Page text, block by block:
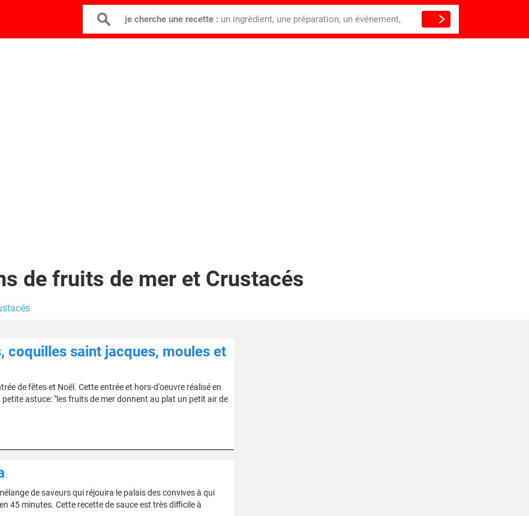
je cherche une recette : un ingrédient, une préparation, un événement,
de fruits de mer et Crustacés
coquilles saint jacques, moules et
de fêtes et Noël. Cette entrée et hors-d'oeuvre réalisé en
astuce: "les fruits de mer donnent au plat un petit air de
de saveurs qui réjouira le palais des convives à qui
45 minutes. Cette recette de sauce est très difficile à